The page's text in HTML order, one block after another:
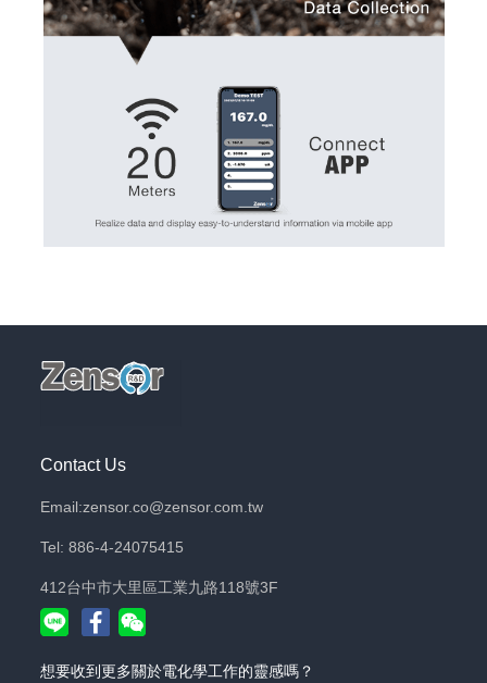
Contact Us
Email:zensor.co@zensor.com.tw
Tel: 886-4-24075415
412台中市大里區工業九路118號3F
想要收到更多關於電化學工作的靈感嗎？